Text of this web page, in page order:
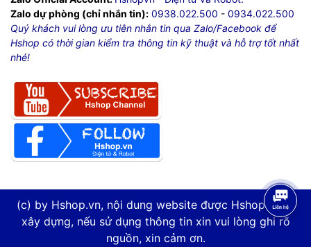
Zalo dự phòng (chỉ nhắn tin): 0938.022.500 - 0934.022.500
Quý khách vui lòng ưu tiên nhắn tin qua Zalo/Facebook để
Hshop có thời gian kiểm tra thông tin kỹ thuật và hỗ trợ tốt nhất
nhé!
(c) by Hshop.vn, nội dung website được Hshop.vn tự
xây dựng, nếu sử dụng thông tin xin vui lòng ghi rõ
nguồn, xin cảm ơn.